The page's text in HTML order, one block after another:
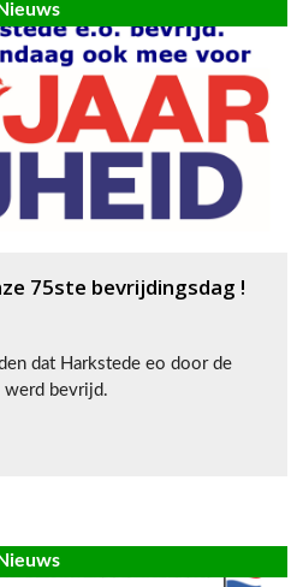
Nieuws
Nieuws
75ste bevrijdingsdag !
dat Harkstede eo door de
werd bevrijd.